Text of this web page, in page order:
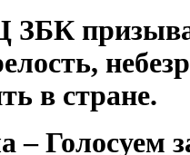
в стране.
– Голосуем